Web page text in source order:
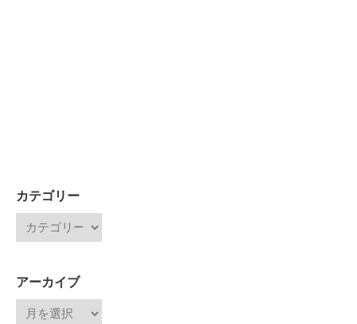
カテゴリー
アーカイブ